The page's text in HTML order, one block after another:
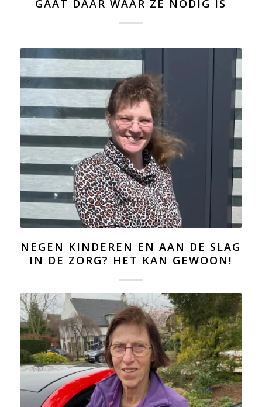
GAAT DAAR WAAR ZE NODIG IS
NEGEN KINDEREN EN AAN DE SLAG
IN DE ZORG? HET KAN GEWOON!